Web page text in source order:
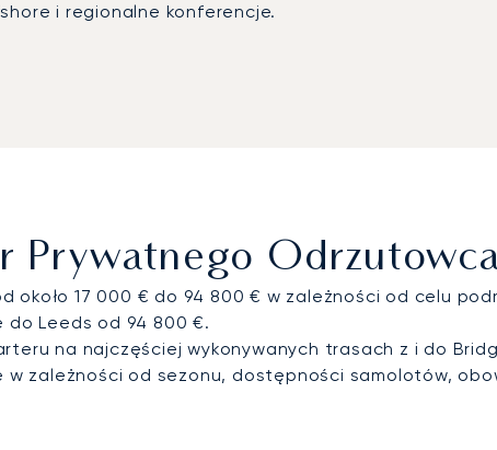
i regionalne konferencje.
Grantley Adams, gdzie infrastruktura dla
węzłów komunikacyjnych.
Prywatnego
17 000 € do 94 800 € w zależności od celu
Leeds od 94 800 €.
na najczęściej wykonywanych trasach z i do
w zależności od sezonu, dostępności samolotów,